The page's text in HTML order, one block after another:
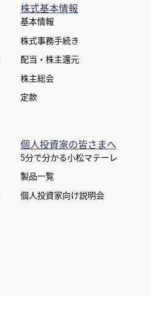
株式基本情報
基本情報
株式事務手続き
配当・株主還元
株主総会
定款
個人投資家の皆さまへ
5分で分かる小松マテーレ
製品一覧
個人投資家向け説明会